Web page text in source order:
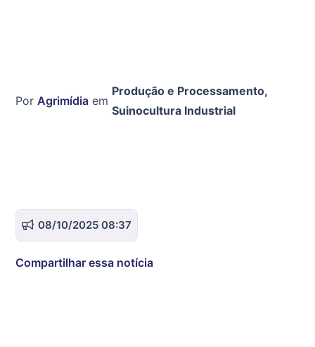
Por Agrimídia em
Produção e Processamento,
Suinocultura Industrial
08/10/2025 08:37
Compartilhar essa notícia